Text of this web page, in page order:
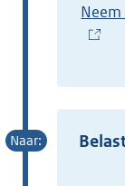
x
t
e